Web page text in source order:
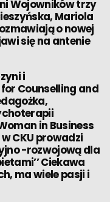
Wojowników trzy
Mariola
o nowej
się na antenie
i
for Counselling and
in Business
CKU prowadzi
-rozwojową dla
Ciekawa
ma wiele pasji i